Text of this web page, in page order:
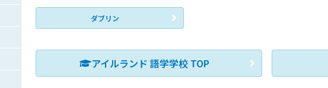
ダブリン
アイルランド 語学学校 TOP